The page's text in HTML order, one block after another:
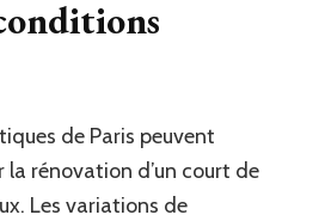
de Paris peuvent
rénovation d’un court de
Les variations de